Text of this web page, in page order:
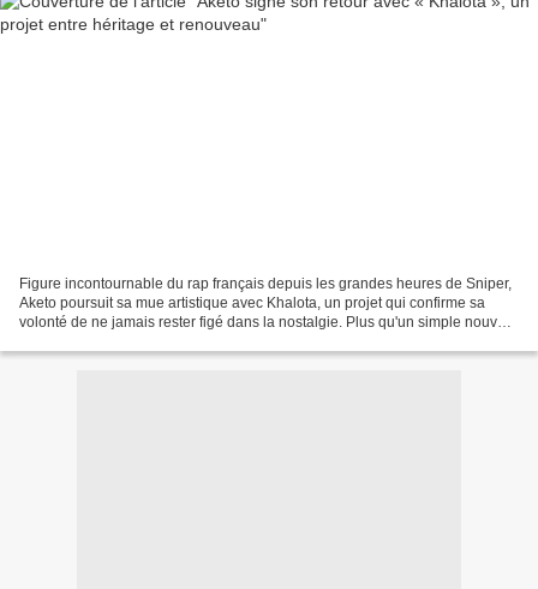
Figure incontournable du rap français depuis les grandes heures de Sniper,
Aketo poursuit sa mue artistique avec Khalota, un projet qui confirme sa
volonté de ne jamais rester figé dans la nostalgie. Plus qu'un simple nouvel